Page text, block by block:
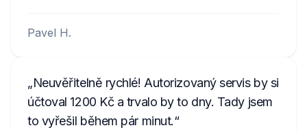
Pavel H.
Neuvěřitelně rychlé! Autorizovaný servis by si
účtoval 1200 Kč a trvalo by to dny. Tady jsem
to vyřešil během pár minut.